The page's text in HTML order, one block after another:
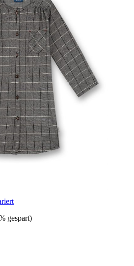
gespart)